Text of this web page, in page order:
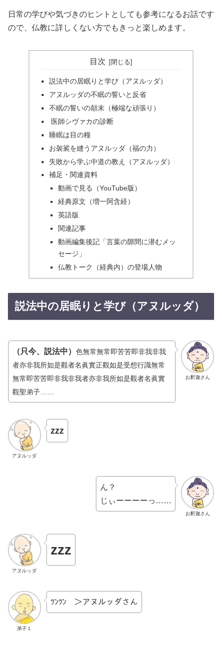
日常の学びや気づきのヒントとしても参考になるお話です
ので、仏教に詳しくない方でもきっと楽しめます。
目次
説法中の居眠りと学び（アヌルッダ）
アヌルッダの不眠の誓いと反省
不眠の誓いの顛末（極端な頑張り）
医師シヴァカの診断
睡眠は目の糧
お袈裟を縫うアヌルッダ（福の力）
失敗から学ぶ中道の教え（アヌルッダ）
補足・関連資料
動画で見る（YouTube版）
経典原文（増一阿含経）
英語版
関連記事
動画編集後記「言葉の隙間に潜むメッ
セージ」
仏教トーク（経典内）の登場人物
説法中の居眠りと学び（アヌルッダ）
お釈迦さん
（只今、説法中） 色無常無常 即苦苦即非我非我
者亦非我所如是觀者名眞實正觀如是受想行識無常
無常 即苦苦即非我非我者亦非我所如是觀者名眞實
觀聖弟子……
アヌルッダ
zzz
お釈迦さん
ん？
じぃーーーーっ……
アヌルッダ
zzz
弟子１
ﾂﾝﾂﾝ ＞アヌルッダさん